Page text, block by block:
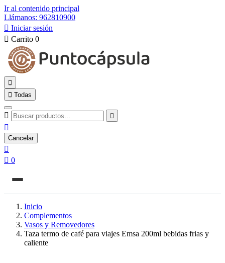
Ir al contenido principal
Llámanos: 962810900
 Iniciar sesión
 Carrito 0

 Todas
 

Cancelar

 0
Inicio
Complementos
Vasos y Removedores
Taza termo de café para viajes Emsa 200ml bebidas frias y
caliente